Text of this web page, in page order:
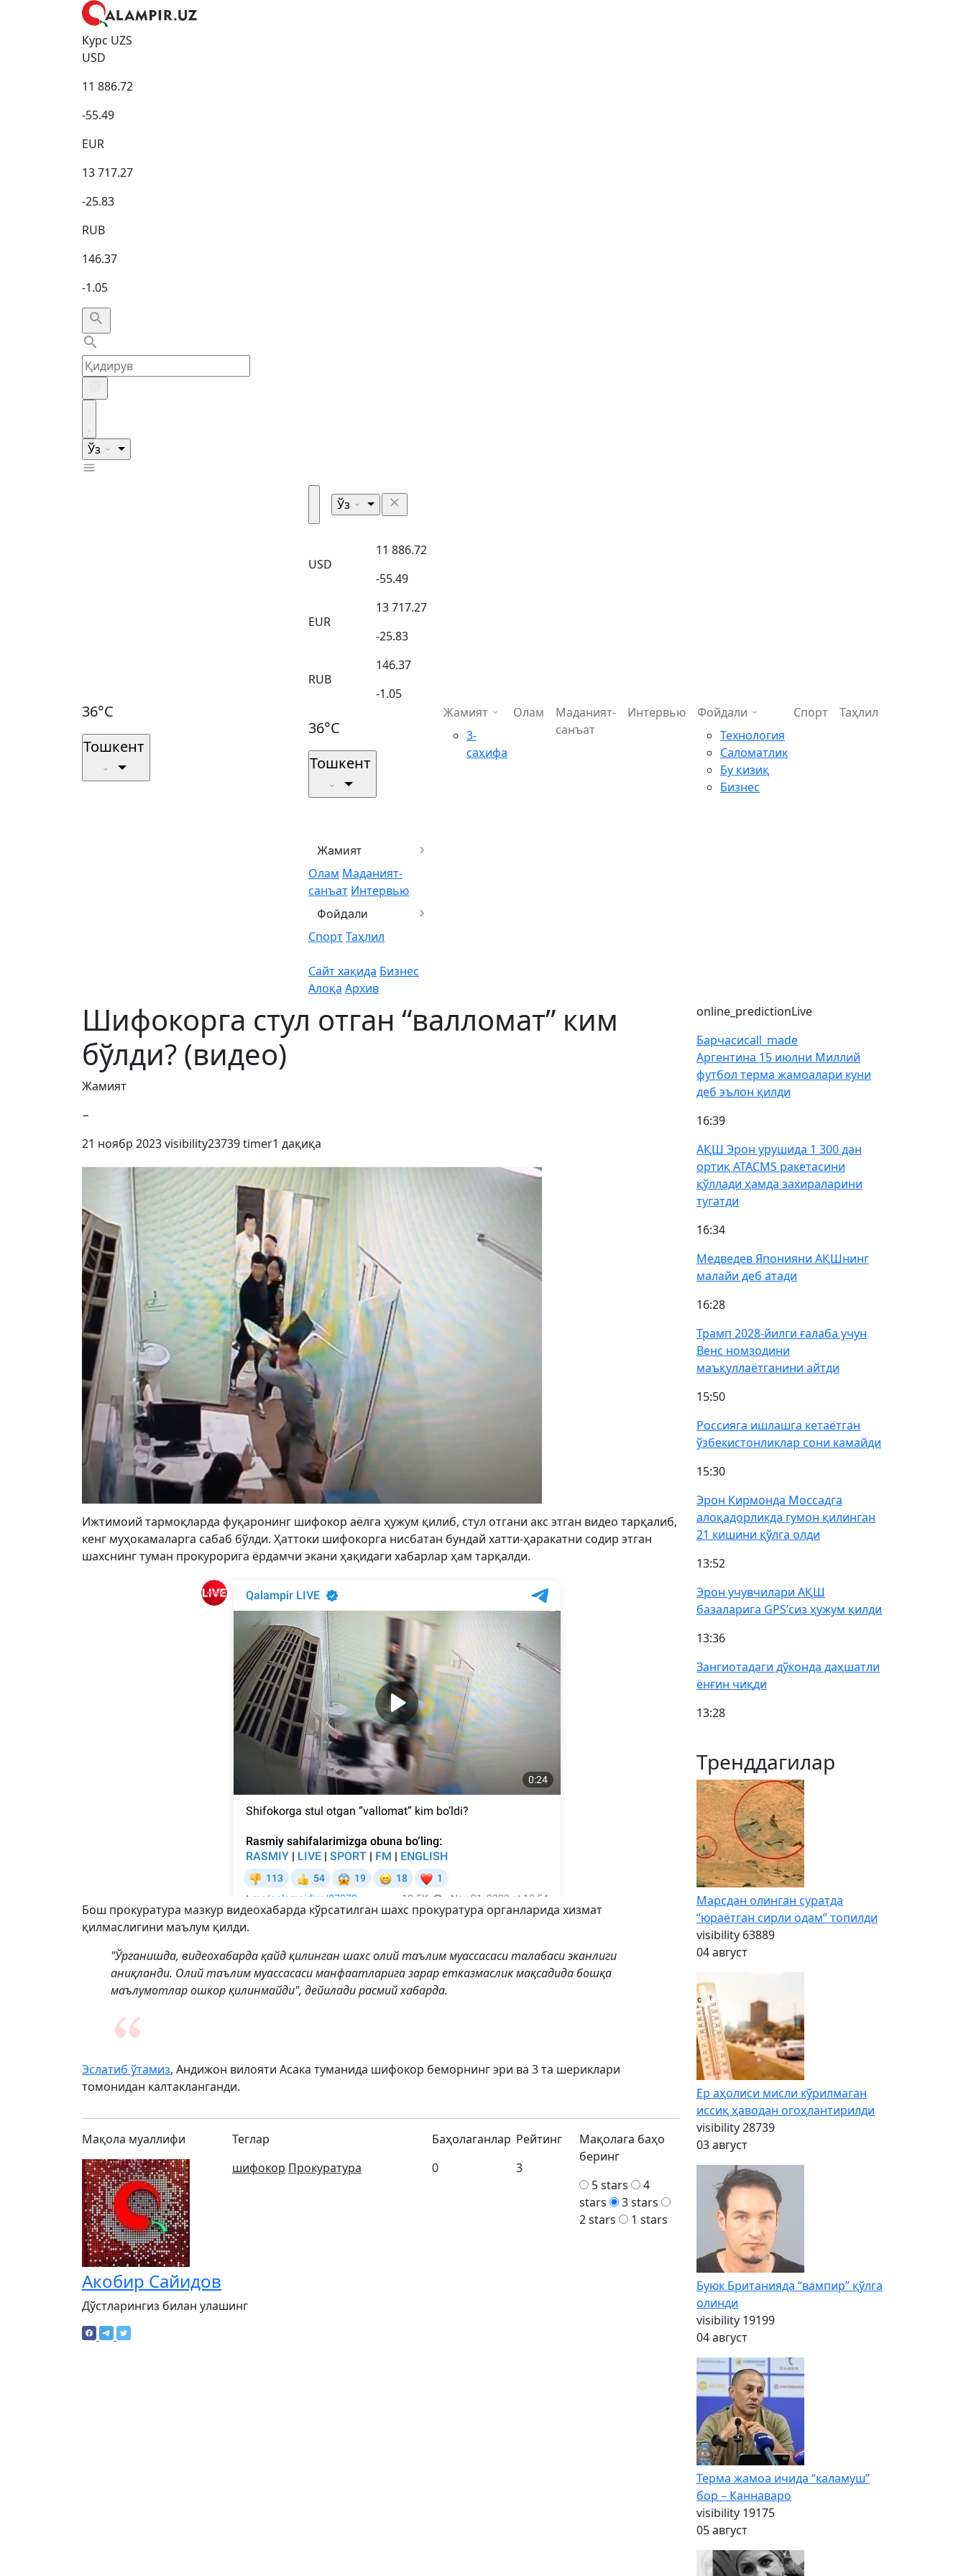
Курс UZS
USD
11 886.72
-55.49
EUR
13 717.27
-25.83
RUB
146.37
-1.05
Ўз
36°C
Тошкент
Ўз
USD
11 886.72
-55.49
EUR
13 717.27
-25.83
RUB
146.37
-1.05
36°C
Тошкент
Жамият
Олам Маданият-
санъат Интервью
Фойдали
СпортТаҳлил
Сайт хақида Бизнес
Алоқа Архив
Жамият
3-
саҳифа
Олам
Маданият-
санъат
Интервью
Фойдали
Технология
Саломатлик
Бу қизиқ
Бизнес
Спорт Таҳлил
Шифокорга стул отган “валломат” ким
бўлди? (видео)
Жамият
−
21 ноябр 2023visibility23739timer1 дақиқа
Ижтимоий тармоқларда фуқаронинг шифокор аёлга ҳужум қилиб, стул отгани акс этган видео тарқалиб,
кенг муҳокамаларга сабаб бўлди. Ҳаттоки шифокорга нисбатан бундай хатти-ҳаракатни содир этган
шахснинг туман прокурорига ёрдамчи экани ҳақидаги хабарлар ҳам тарқалди.
Бош прокуратура мазкур видеохабарда кўрсатилган шахс прокуратура органларида хизмат
қилмаслигини маълум қилди.
"Ўрганишда, видеохабарда қайд қилинган шахс олий таълим муассасаси талабаси эканлиги
аниқланди. Олий таълим муассасаси манфаатларига зарар етказмаслик мақсадида бошқа
маълумотлар ошкор қилинмайди", дейилади расмий хабарда.
Эслатиб ўтамиз, Андижон вилояти Асака туманида шифокор беморнинг эри ва 3 та шериклари
томонидан калтакланганди.
Мақола муаллифи
Акобир Сайидов
Теглар
шифокор Прокуратура
Баҳолаганлар
0
Рейтинг
3
Мақолага баҳо
беринг
5 stars
4
stars
3 stars
2 stars
1 stars
Дўстларингиз билан улашинг
online_predictionLive
Барчасиcall_made
Аргентина 15 июлни Миллий
футбол терма жамоалари куни
деб эълон қилди
16:39
АҚШ Эрон урушида 1 300 дан
ортиқ ATACMS ракетасини
қўллади ҳамда захираларини
тугатди
16:34
Медведев Японияни АҚШнинг
малайи деб атади
16:28
Трамп 2028-йилги ғалаба учун
Венс номзодини
маъқуллаётганини айтди
15:50
Россияга ишлашга кетаётган
ўзбекистонликлар сони камайди
15:30
Эрон Кирмонда Моссадга
алоқадорликда гумон қилинган
21 кишини қўлга олди
13:52
Эрон учувчилари АҚШ
базаларига GPS’сиз ҳужум қилди
13:36
Зангиотадаги дўконда даҳшатли
ёнғин чиқди
13:28
Тренддагилар
Марсдан олинган суратда
“юраётган сирли одам” топилди
visibility 63889
04 август
Ер аҳолиси мисли кўрилмаган
иссиқ ҳаводан огоҳлантирилди
visibility28739
03 август
Буюк Британияда “вампир” қўлга
олинди
visibility 19199
04 август
Терма жамоа ичида “каламуш”
бор – Каннаваро
visibility 19175
05 август